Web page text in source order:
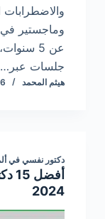
والاضطرابات
وماجستير في
عن 5
جلسات عبر…
هيثم المحمد 6 يوليو، 2024
دكتور نفسي في
2024